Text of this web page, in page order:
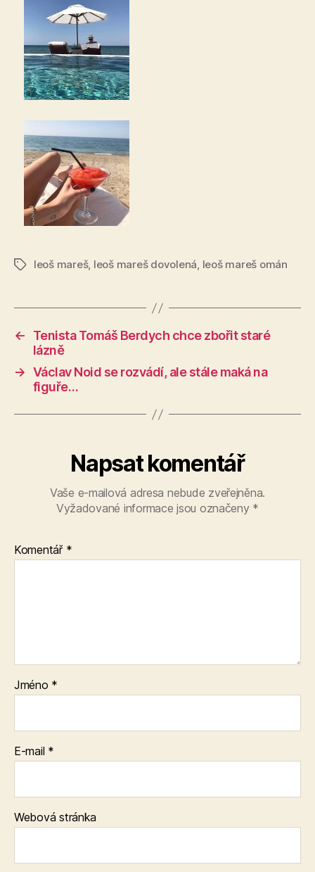
Štítkyleoš mareš, leoš mareš dovolená, leoš mareš omán
←
Tenista Tomáš Berdych chce zbořit staré
lázně
→ Václav Noid se rozvádí, ale stále maká na
figuře…
Napsat komentář
Vaše e-mailová adresa nebude zveřejněna.
Vyžadované informace jsou označeny *
Komentář *
Jméno *
E-mail *
Webová stránka